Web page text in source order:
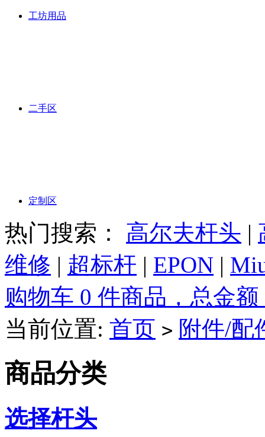
工坊用品
二手区
定制区
热门搜索： 高尔夫杆头 |
维修 | 超标杆 | EPON |
购物车 0 件商品，总金
当前位置: 首页 > 附件/配
商品分类
选择杆头